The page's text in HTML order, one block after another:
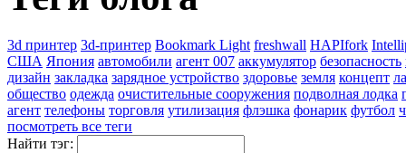
3d принтер 3d-принтер Bookmark Light freshwall HAPIfork
США Япония автомобили агент 007 аккумулятор безопасность
дизайн закладка зарядное устройство здоровье земля концепт
общество одежда очистительные сооружения подволная лодка
агент телефоны торговля утилизация флэшка фонарик футбол
посмотреть все теги
Найти тэг: